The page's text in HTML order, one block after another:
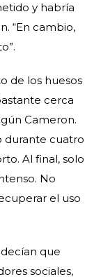
y habría
“En cambio,
de los huesos
cerca
Cameron.
durante cuatro
Al final, solo
No
el uso
que
sociales,